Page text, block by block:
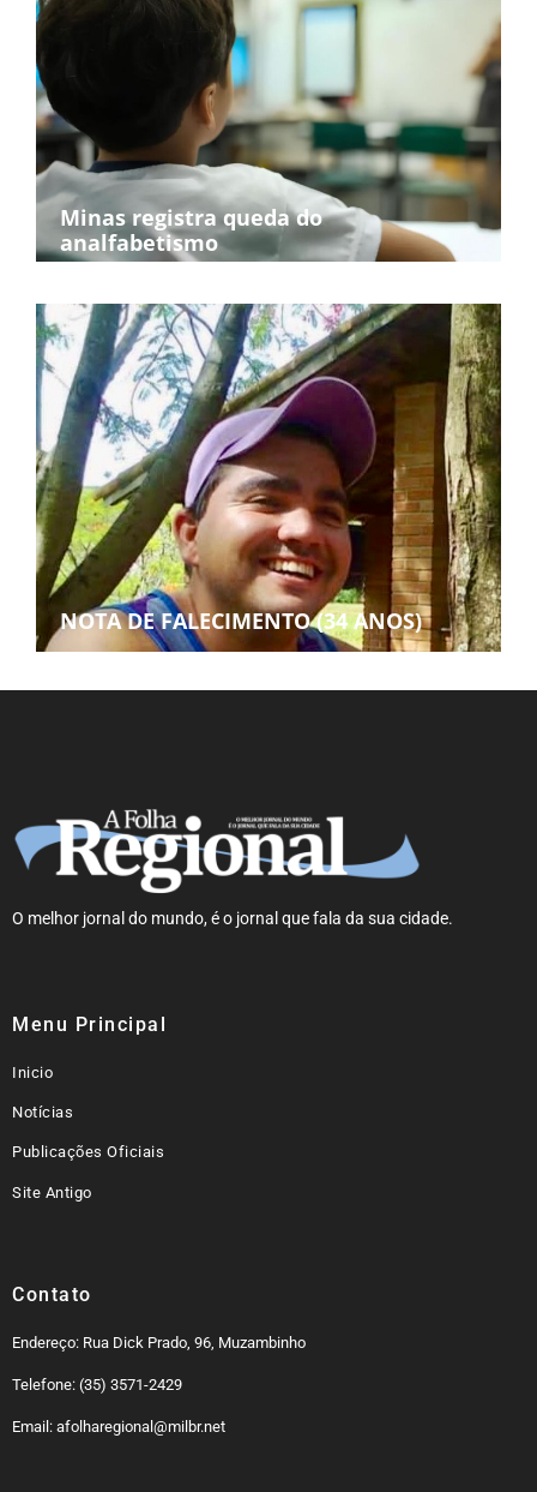
Minas registra queda do
analfabetismo
NOTA DE FALECIMENTO (34 ANOS)
O melhor jornal do mundo, é o jornal que fala da sua cidade.
Menu Principal
Inicio
Notícias
Publicações Oficiais
Site Antigo
Contato
Endereço: Rua Dick Prado, 96, Muzambinho
Telefone: (35) 3571-2429
Email: afolharegional@milbr.net